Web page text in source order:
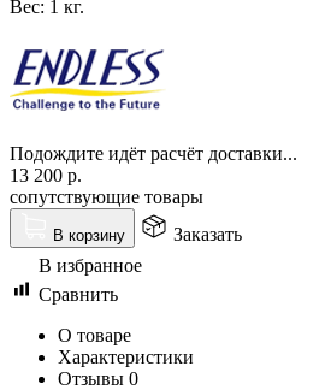
Вес: 1 кг.
Подождите идёт расчёт доставки...
13 200 р.
сопутствующие товары
В корзину
Заказать
В избранное
Сравнить
О товаре
Характеристики
Отзывы 0